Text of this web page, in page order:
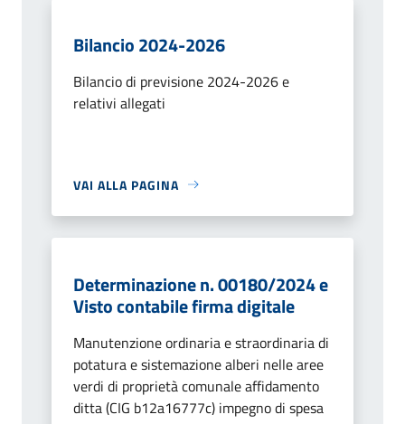
Bilancio 2024-2026
Bilancio di previsione 2024-2026 e
relativi allegati
VAI ALLA PAGINA
Determinazione n. 00180/2024 e
Visto contabile firma digitale
Manutenzione ordinaria e straordinaria di
potatura e sistemazione alberi nelle aree
verdi di proprietà comunale affidamento
ditta (CIG b12a16777c) impegno di spesa